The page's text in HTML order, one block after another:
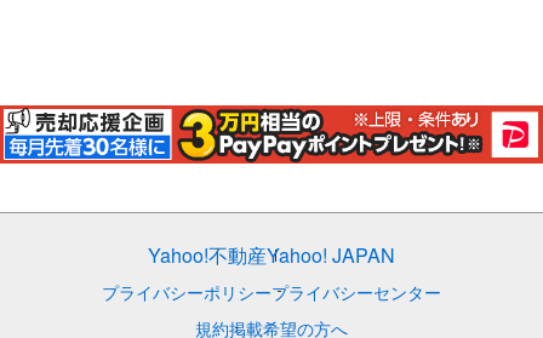
Yahoo!不動産Yahoo! JAPAN
プライバシーポリシープライバシーセンター
規約掲載希望の方へ